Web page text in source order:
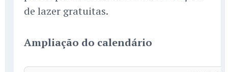
de lazer gratuitas.
Ampliação do calendário